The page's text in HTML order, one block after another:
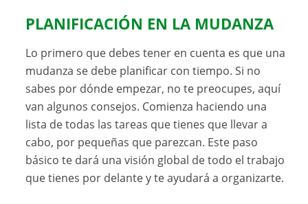
PLANIFICACIÓN EN LA MUDANZA
Lo primero que debes tener en cuenta es que una
mudanza se debe planificar con tiempo. Si no
sabes por dónde empezar, no te preocupes, aquí
van algunos consejos. Comienza haciendo una
lista de todas las tareas que tienes que llevar a
cabo, por pequeñas que parezcan. Este paso
básico te dará una visión global de todo el trabajo
que tienes por delante y te ayudará a organizarte.